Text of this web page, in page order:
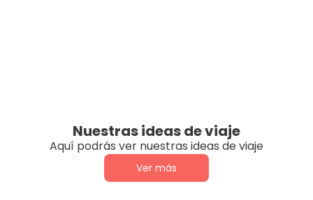
Nuestras ideas de viaje
Aquí podrás ver nuestras ideas de viaje
Ver más